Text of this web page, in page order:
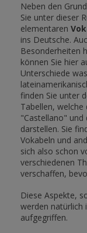
Neben den
Sie unter dieser
elementaren
ins Deutsche.
Besonderheiten
können Sie hier
Unterschiede
finden Sie unter
Tabellen,
"Castellano" und
darstellen. Sie
Vokabeln und
sich also schon
verschiedenen
verschaffen,
Diese Aspekte,
werden natürlich
aufgegriffen.